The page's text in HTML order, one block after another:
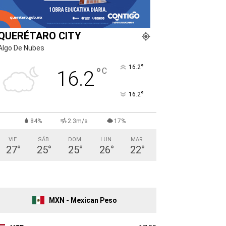
CITY
De Nubes
16.2°C 16.2°
16.2°
84% 2.3m/s 17%
VIE
27°
SÁB
25°
DOM
25°
LUN
26°
MAR
22°
MXN - Mexican Peso